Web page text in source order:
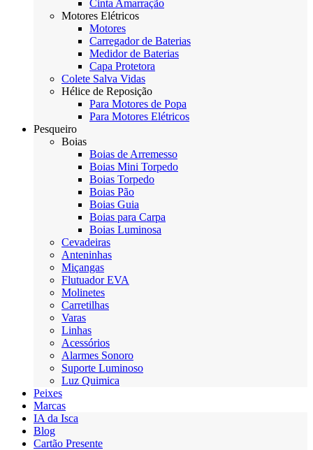
Cinta Amarração
Motores Elétricos
Motores
Carregador de Baterias
Medidor de Baterias
Capa Protetora
Colete Salva Vidas
Hélice de Reposição
Para Motores de Popa
Para Motores Elétricos
Pesqueiro
Boias
Boias de Arremesso
Boias Mini Torpedo
Boias Torpedo
Boias Pão
Boias Guia
Boias para Carpa
Boias Luminosa
Cevadeiras
Anteninhas
Miçangas
Flutuador EVA
Molinetes
Carretilhas
Varas
Linhas
Acessórios
Alarmes Sonoro
Suporte Luminoso
Luz Quimica
Peixes
Marcas
IA da Isca
Blog
Cartão Presente